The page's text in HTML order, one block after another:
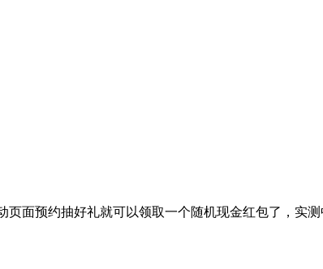
面预约抽好礼就可以领取一个随机现金红包了，实